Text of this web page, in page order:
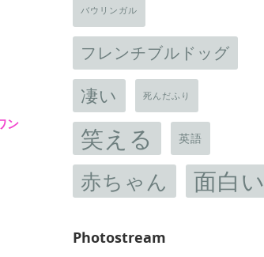
ン
バウリンガル
フレンチブルドッグ
凄い 死んだふり
笑える 英語
赤ちゃん 面白い
Photostream